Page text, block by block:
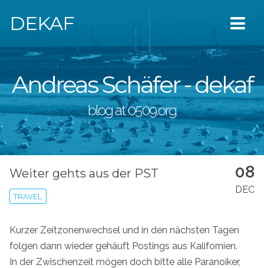
DEKAF
Andreas Schäfer - dekaf
blog at 0509.org
08
DEC
Weiter gehts aus der PST
TRAVEL
Kurzer Zeitzonenwechsel und in den nächsten Tagen
folgen dann wieder gehäuft Postings aus Kalifornien.
In der Zwischenzeit mögen doch bitte alle Paranoiker,